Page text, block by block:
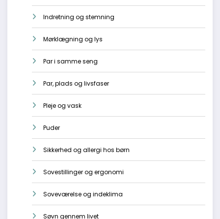
Indretning og stemning
Mørklægning og lys
Par i samme seng
Par, plads og livsfaser
Pleje og vask
Puder
Sikkerhed og allergi hos børn
Sovestillinger og ergonomi
Soveværelse og indeklima
Søvn gennem livet